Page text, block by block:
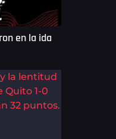
en la ida